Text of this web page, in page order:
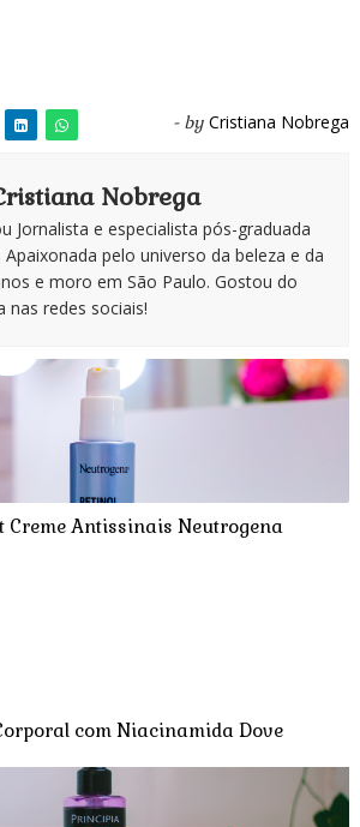
- by Cristiana Nobrega
Nobrega
Jornalista e especialista pós-graduada
pelo universo da beleza e da
e moro em São Paulo. Gostou do
nas redes sociais!
Creme Antissinais Neutrogena
com Niacinamida Dove